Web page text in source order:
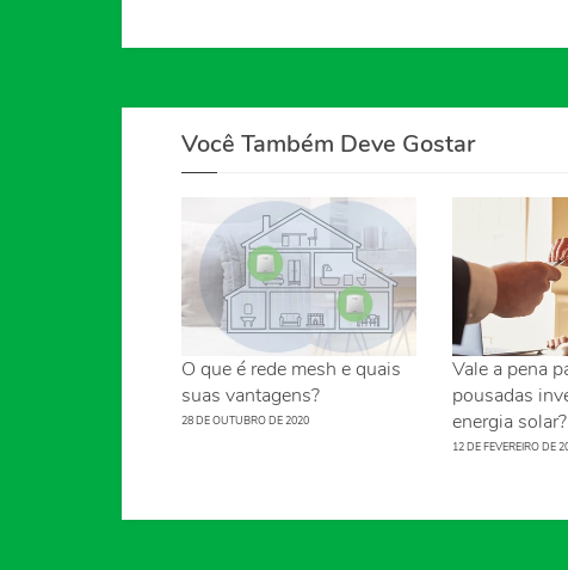
Você Também Deve Gostar
O que é rede mesh e quais
suas vantagens?
28 DE OUTUBRO DE 2020
Vale a pena
pousadas
energia solar?
12 DE FEVEREIRO DE